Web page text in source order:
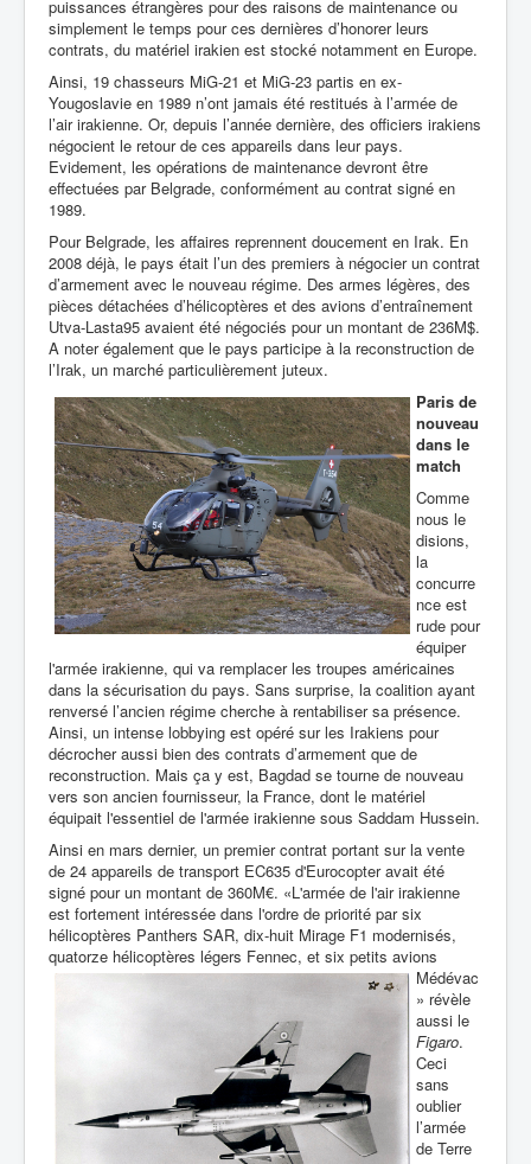
puissances étrangères pour des raisons de maintenance ou
simplement le temps pour ces dernières d’honorer leurs
contrats, du matériel irakien est stocké notamment en Europe.
Ainsi, 19 chasseurs MiG-21 et MiG-23 partis en ex-
Yougoslavie en 1989 n’ont jamais été restitués à l’armée de
l’air irakienne. Or, depuis l’année dernière, des officiers irakiens
négocient le retour de ces appareils dans leur pays.
Evidement, les opérations de maintenance devront être
effectuées par Belgrade, conformément au contrat signé en
1989.
Pour Belgrade, les affaires reprennent doucement en Irak. En
2008 déjà, le pays était l’un des premiers à négocier un contrat
d’armement avec le nouveau régime. Des armes légères, des
pièces détachées d’hélicoptères et des avions d’entraînement
Utva-Lasta95 avaient été négociés pour un montant de 236M$.
A noter également que le pays participe à la reconstruction de
l’Irak, un marché particulièrement juteux.
Paris de
nouveau
dans le
match
Comme
nous le
disions,
la
concurre
nce est
rude pour
équiper
l'armée irakienne, qui va remplacer les troupes américaines
dans la sécurisation du pays. Sans surprise, la coalition ayant
renversé l’ancien régime cherche à rentabiliser sa présence.
Ainsi, un intense lobbying est opéré sur les Irakiens pour
décrocher aussi bien des contrats d’armement que de
reconstruction. Mais ça y est, Bagdad se tourne de nouveau
vers son ancien fournisseur, la France, dont le matériel
équipait l'essentiel de l'armée irakienne sous Saddam Hussein.
Ainsi en mars dernier, un premier contrat portant sur la vente
de 24 appareils de transport EC635 d'Eurocopter avait été
signé pour un montant de 360M€. «L'armée de l'air irakienne
est fortement intéressée dans l'ordre de priorité par six
hélicoptères Panthers SAR, dix-huit Mirage F1 modernisés,
quatorze hélicoptères légers Fennec, et six petits avions
Médévac
» révèle
aussi le
Figaro.
Ceci
sans
oublier
l’armée
de Terre